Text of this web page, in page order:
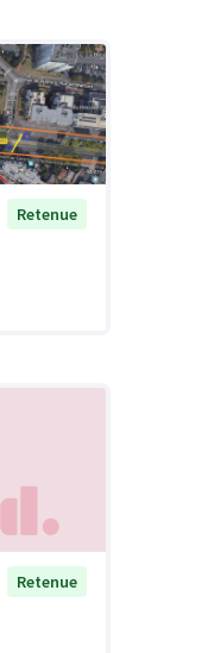
Retenue
Retenue